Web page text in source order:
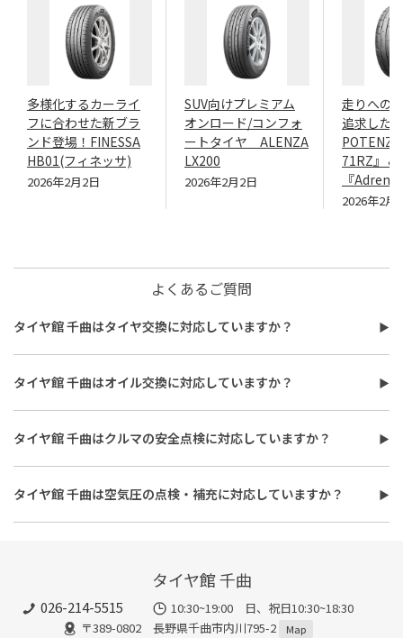
多様化するカーライ
フに合わせた新ブラ
ンド登場！FINESSA
HB01(フィネッサ)
2026年2月2日
SUV向けプレミアム
オンロード/コンフォ
ートタイヤ ALENZA
LX200
2026年2月2日
走りへの
追求した
71RZ』＆
『
2026年2月
よくあるご質問
タイヤ館 千曲はタイヤ交換に対応していますか？
タイヤ館 千曲はタイヤ交換に対応しています。
費用は、タイヤ交換工賃のほかに、タイヤ本体の価格やホイール
バランス調整、使用済みタイヤ処分費用などがかかる場合があり
ます。
また、作業時間は最短で約30分程度ですが、作業内容や交換本
数、車種により異なり、時間がかかる場合もございます。詳細は店
舗スタッフまでお気軽にご相談ください
タイヤ館 千曲はオイル交換に対応していますか？
タイヤ館 千曲はオイル交換に対応しています。
使用するオイルの種類（鉱物油・部分合成油・全合成油）や粘
度、交換量によって費用が変わります。工賃やフィルター代を含め
た交換費用については、店舗スタッフまでお問い合わせくださ
い。
また、所要時間は最短約30分程度になります。こちらもオイルフ
ィルターの同時交換や、在庫・車種、作業時期等により時間が変
タイヤ館 千曲はクルマの安全点検に対応していますか？
タイヤ館 千曲はおクルマの安全点検に対応しています。最短30
分、無料で対応させていただきます。
タイヤ館 千曲は空気圧の点検・補充に対応していますか？
タイヤ館 千曲は空気圧の点検・補充に対応しています。最短15
タイヤ館 千曲
026-214-5515
10:30~19:00 日、祝日10:30~18:30
〒389-0802 長野県千曲市内川795-2
Map